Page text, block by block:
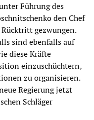
Führung des
den Chef
gezwungen.
sind ebenfalls auf
diese Kräfte
einzuschüchtern,
zu organisieren.
Regierung jetzt
Schläger